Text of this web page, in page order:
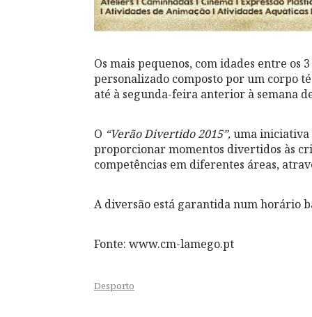
Os mais pequenos, com idades entre os
personalizado composto por um corpo
até à segunda-feira anterior à semana
O “Verão Divertido 2015”,uma iniciativa
proporcionar momentos divertidos às
competências em diferentes áreas,
A diversão está garantida num horário
Fonte: www.cm-lamego.pt
Desporto